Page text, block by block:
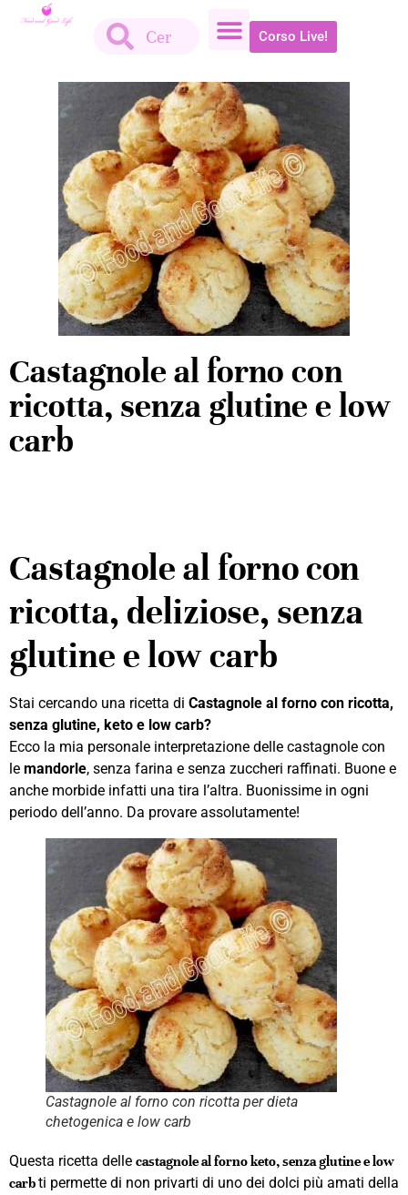
Corso Live!
Castagnole al forno con
ricotta, senza glutine e low
carb
Castagnole al forno con
ricotta, deliziose, senza
glutine e low carb
Stai cercando una ricetta di Castagnole al forno con ricotta,
senza glutine, keto e low carb?
Ecco la mia personale interpretazione delle castagnole con
le mandorle, senza farina e senza zuccheri raffinati. Buone e
anche morbide infatti una tira l’altra. Buonissime in ogni
periodo dell’anno. Da provare assolutamente!
Castagnole al forno con ricotta per dieta
chetogenica e low carb
Questa ricetta delle castagnole al forno keto, senza glutine e low
carbti permette di non privarti di uno dei dolci più amati della